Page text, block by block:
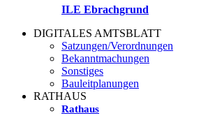
ILE Ebrachgrund
DIGITALES AMTSBLATT
Satzungen/Verordnungen
Bekanntmachungen
Sonstiges
Bauleitplanungen
RATHAUS
Rathaus